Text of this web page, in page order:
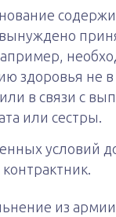
здоровья не в
в связи с
или сестры.
условий
из